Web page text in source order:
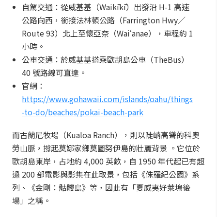
自駕交通：從威基基（Waikīkī）出發沿 H-1 高速
公路向西，銜接法林頓公路（Farrington Hwy／
Route 93）北上至懷亞奈（Waiʻanae），車程約 1
小時。
公車交通：於威基基搭乘歐胡島公車（TheBus）
40 號路線可直達。
官網：
https://www.gohawaii.com/islands/oahu/things
-to-do/beaches/pokai-beach-park
而古蘭尼牧場（Kualoa Ranch），則以陡峭高聳的科奧
勞山脈，撐起莫娜家鄉莫圖努伊島的壯麗背景 。它位於
歐胡島東岸，占地約 4,000 英畝，自 1950 年代起已有超
過 200 部電影與影集在此取景，包括《侏羅紀公園》系
列、《金剛：骷髏島》等，因此有「夏威夷好萊塢後
場」之稱。